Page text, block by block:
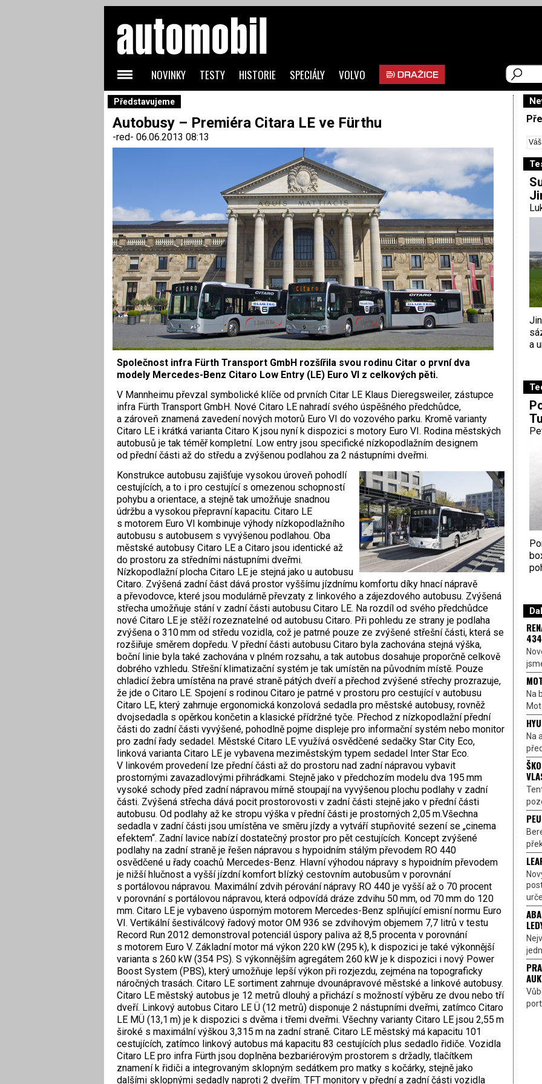
Představujeme
Autobusy – Premiéra Citara LE ve Fürthu
-red- 06.06.2013 08:13
Společnost infra Fürth Transport GmbH rozšířila svou rodinu Citar o první dva
modely Mercedes-Benz Citaro Low Entry (LE) Euro VI z celkových pěti.
V Mannheimu převzal symbolické klíče od prvních Citar LE Klaus Dieregsweiler, zástupce
infra Fürth Transport GmbH. Nové Citaro LE nahradí svého úspěšného předchůdce,
a zároveň znamená zavedení nových motorů Euro VI do vozového parku. Kromě varianty
Citaro LE i krátká varianta Citaro K jsou nyní k dispozici s motory Euro VI. Rodina městských
autobusů je tak téměř kompletní. Low entry jsou specifické nízkopodlažním designem
od přední části až do středu a zvýšenou podlahou za 2 nástupními dveřmi.
Konstrukce autobusu zajišťuje vysokou úroveň pohodlí
cestujících, a to i pro cestující s omezenou schopností
pohybu a orientace, a stejně tak umožňuje snadnou
údržbu a vysokou přepravní kapacitu. Citaro LE
s motorem Euro VI kombinuje výhody nízkopodlažního
autobusu s autobusem s vyvýšenou podlahou. Oba
městské autobusy Citaro LE a Citaro jsou identické až
do prostoru za středními nástupními dveřmi.
Nízkopodlažní plocha Citaro LE je stejná jako u autobusu
Citaro. Zvýšená zadní část dává prostor vyššímu jízdnímu komfortu díky hnací nápravě
a převodovce, které jsou modulárně převzaty z linkového a zájezdového autobusu. Zvýšená
střecha umožňuje stání v zadní části autobusu Citaro LE. Na rozdíl od svého předchůdce
nové Citaro LE je stěží rozeznatelné od autobusu Citaro. Při pohledu ze strany je podlaha
zvýšena o 310 mm od středu vozidla, což je patrné pouze ze zvýšené střešní části, která se
rozšiřuje směrem dopředu. V přední části autobusu Citaro byla zachována stejná výška,
boční linie byla také zachována v plném rozsahu, a tak autobus dosahuje proporčně celkově
dobrého vzhledu. Střešní klimatizační systém je tak umístěn na původním místě. Pouze
chladicí žebra umístěna na pravé straně pátých dveří a přechod zvýšené střechy prozrazuje,
že jde o Citaro LE. Spojení s rodinou Citaro je patrné v prostoru pro cestující v autobusu
Citaro LE, který zahrnuje ergonomická konzolová sedadla pro městské autobusy, rovněž
dvojsedadla s opěrkou končetin a klasické přídržné tyče. Přechod z nízkopodlažní přední
části do zadní části vyvýšené, pohodlně pojme displeje pro informační systém nebo monitor
pro zadní řady sedadel. Městské Citaro LE využívá osvědčené sedačky Star City Eco,
linková varianta Citaro LE je vybavena meziměstským typem sedadel Inter Star Eco.
V linkovém provedení lze přední části až do prostoru nad zadní nápravou vybavit
prostornými zavazadlovými přihrádkami. Stejně jako v předchozím modelu dva 195 mm
vysoké schody před zadní nápravou mírně stoupají na vyvýšenou plochu podlahy v zadní
části. Zvýšená střecha dává pocit prostorovosti v zadní části stejně jako v přední části
autobusu. Od podlahy až ke stropu výška v přední části je prostorných 2,05 m.Všechna
sedadla v zadní části jsou umístěna ve směru jízdy a vytváří stupňovité sezení se „cinema
efektem“. Zadní lavice nabízí dostatečný prostor pro pět cestujících. Koncept zvýšené
podlahy na zadní straně je řešen nápravou s hypoidním stálým převodem RO 440
osvědčené u řady coachů Mercedes-Benz. Hlavní výhodou nápravy s hypoidním převodem
je nižší hlučnost a vyšší jízdní komfort blízký cestovním autobusům v porovnání
s portálovou nápravou. Maximální zdvih pérování nápravy RO 440 je vyšší až o 70 procent
v porovnání s portálovou nápravou, která odpovídá dráze zdvihu 50 mm, od 70 mm do 120
mm. Citaro LE je vybaveno úsporným motorem Mercedes-Benz splňující emisní normu Euro
VI. Vertikální šestiválcový řadový motor OM 936 se zdvihovým objemem 7,7 litrů v testu
Record Run 2012 demonstroval potenciál úspory paliva až 8,5 procenta v porovnání
s motorem Euro V. Základní motor má výkon 220 kW (295 k), k dispozici je také výkonnější
varianta s 260 kW (354 PS). S výkonnějším agregátem 260 kW je k dispozici i nový Power
Boost System (PBS), který umožňuje lepší výkon při rozjezdu, zejména na topograficky
náročných trasách. Citaro LE sortiment zahrnuje dvounápravové městské a linkové autobusy.
Citaro LE městský autobus je 12 metrů dlouhý a přichází s možností výběru ze dvou nebo tří
dveří. Linkový autobus Citaro LE Ü (12 metrů) disponuje 2 nástupními dveřmi, zatímco Citaro
LE MÜ (13,1 m) je k dispozici s dvěma i třemi dveřmi. Všechny varianty Citaro LE jsou 2,55 m
široké s maximální výškou 3,315 m na zadní straně. Citaro LE městský má kapacitu 101
cestujících, zatímco linkový autobus má kapacitu 83 cestujících plus sedadlo řidiče. Vozidla
Citaro LE pro infra Fürth jsou doplněna bezbariérovým prostorem s držadly, tlačítkem
znamení k řidiči a integrovaným sklopným sedátkem pro matky s kočárky, stejně jako
dalšími sklopnými sedadly naproti 2 dveřím. TFT monitory v přední a zadní části vozidla
a
Na
Na
NOVINKY TESTY HISTORIE SPECIÁLY VOLVO